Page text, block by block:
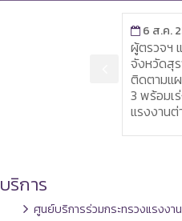
ผู้ตรวจฯ แรงงาน ลุยลงพื้นที่
ติดตามแผนตรวจราชการรอบที่
3 พร้อมเร่งรัดขับเคลื่อนระบบ
บริการ
ศูนย์บริการร่วมกระทรวงแรงงาน